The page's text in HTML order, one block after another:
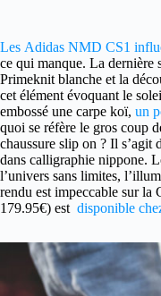
Les Adidas NMD CS1
ce qui manque. La dernière
Primeknit blanche et la
cet élément évoquant le
embossé une carpe koï, un
quoi se réfère le gros coup
chaussure slip on ? Il s’agit
dans calligraphie nippone.
l’univers sans limites,
rendu est impeccable sur la
179.95€) est disponible